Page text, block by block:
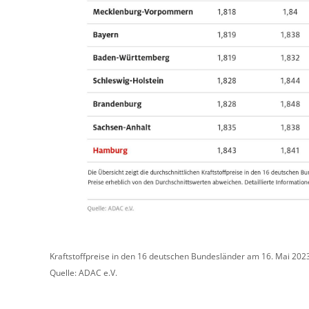
Kraftstoffpreise in den 16 deutschen Bundesländer am 16. Mai
Quelle: ADAC e.V.